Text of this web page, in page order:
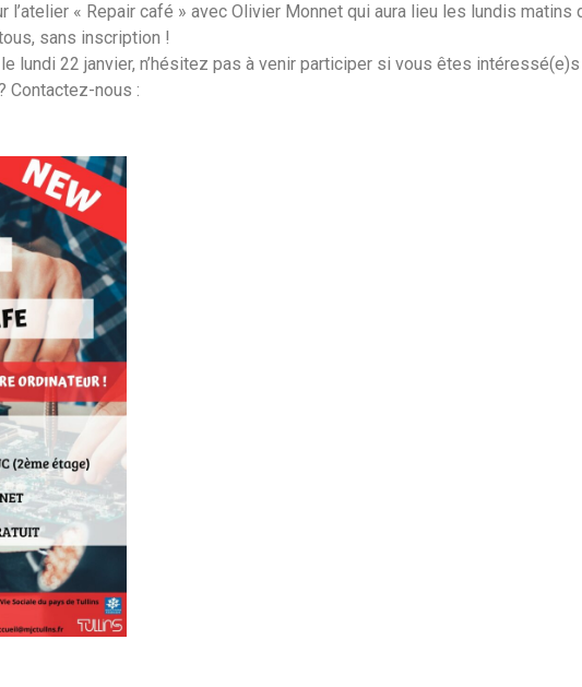
l’atelier « Repair café » avec Olivier Monnet qui aura lieu les lundis matins
sans inscription !
lundi 22 janvier, n’hésitez pas à venir participer si vous êtes intéressé(e)s
Contactez-nous :